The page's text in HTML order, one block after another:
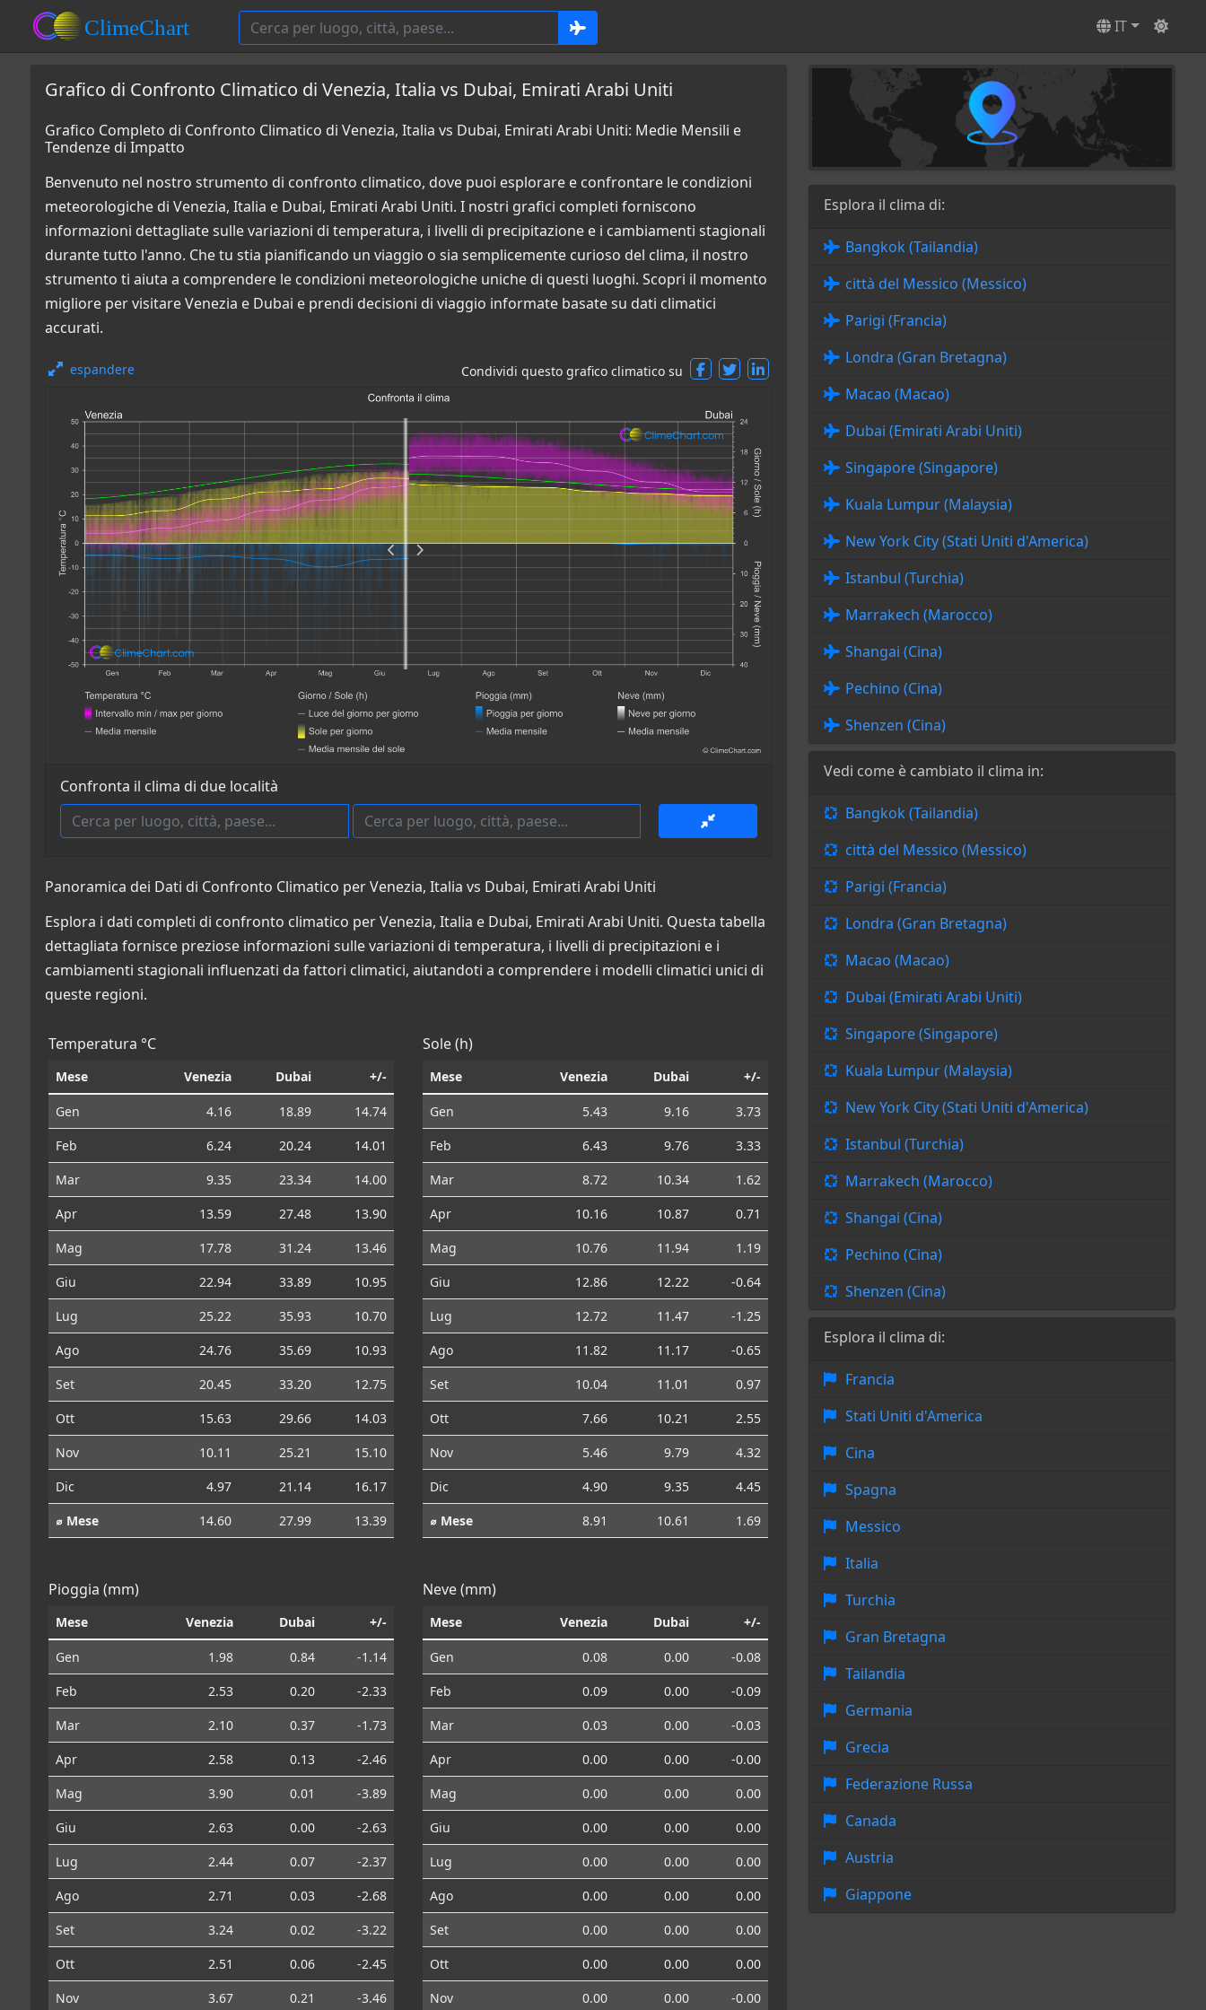
IT
Grafico di Confronto Climatico di Venezia, Italia vs Dubai, Emirati Arabi Uniti
Grafico Completo di Confronto Climatico di Venezia, Italia vs Dubai, Emirati Arabi Uniti: Medie Mensili e
Tendenze di Impatto
Benvenuto nel nostro strumento di confronto climatico, dove puoi esplorare e confrontare le condizioni
meteorologiche di Venezia, Italia e Dubai, Emirati Arabi Uniti. I nostri grafici completi forniscono
informazioni dettagliate sulle variazioni di temperatura, i livelli di precipitazione e i cambiamenti stagionali
durante tutto l'anno. Che tu stia pianificando un viaggio o sia semplicemente curioso del clima, il nostro
strumento ti aiuta a comprendere le condizioni meteorologiche uniche di questi luoghi. Scopri il momento
migliore per visitare Venezia e Dubai e prendi decisioni di viaggio informate basate su dati climatici
accurati.
espandere Condividi questo grafico climatico su
Confronta il clima di due località
Panoramica dei Dati di Confronto Climatico per Venezia, Italia vs Dubai, Emirati Arabi Uniti
Esplora i dati completi di confronto climatico per Venezia, Italia e Dubai, Emirati Arabi Uniti. Questa tabella
dettagliata fornisce preziose informazioni sulle variazioni di temperatura, i livelli di precipitazioni e i
cambiamenti stagionali influenzati da fattori climatici, aiutandoti a comprendere i modelli climatici unici di
queste regioni.
Temperatura °C
Mese Venezia Dubai +/-
Gen 4.16 18.89
14.74
Feb
6.24 20.24
14.01
Mar
9.35 23.34
14.00
Apr
13.59 27.48
13.90
Mag
17.78 31.24
13.46
Giu
22.94 33.89
10.95
Lug
25.22 35.93
10.70
Ago
24.76 35.69
10.93
Set
20.45 33.20
12.75
Ott
15.63 29.66
14.03
Nov
10.11 25.21
15.10
Dic
4.97 21.14
16.17
⌀ Mese
14.60 27.99 13.39
Sole (h)
Mese Venezia Dubai +/-
Gen 5.43 9.16
3.73
Feb
6.43 9.76
3.33
Mar
8.72 10.34
1.62
Apr
10.16 10.87
0.71
Mag
10.76 11.94
1.19
Giu
12.86 12.22
-0.64
Lug
12.72 11.47
-1.25
Ago
11.82 11.17
-0.65
Set
10.04 11.01
0.97
Ott
7.66 10.21
2.55
Nov
5.46 9.79
4.32
Dic
4.90 9.35
4.45
⌀ Mese
8.91 10.61 1.69
Pioggia (mm)
Mese Venezia Dubai +/-
Gen 1.98 0.84
-1.14
Feb
2.53 0.20
-2.33
Mar
2.10 0.37
-1.73
Apr
2.58 0.13
-2.46
Mag
3.90 0.01
-3.89
Giu
2.63 0.00
-2.63
Lug
2.44 0.07
-2.37
Ago
2.71 0.03
-2.68
Set
3.24 0.02
-3.22
Ott
2.51 0.06
-2.45
Nov
3.67 0.21 -3.46
Neve (mm)
Mese Venezia Dubai +/-
Gen 0.08 0.00
-0.08
Feb
0.09 0.00
-0.09
Mar
0.03 0.00
-0.03
Apr
0.00 0.00
-0.00
Mag
0.00 0.00
0.00
Giu
0.00 0.00
0.00
Lug
0.00 0.00
0.00
Ago
0.00 0.00
0.00
Set
0.00 0.00
0.00
Ott
0.00 0.00
0.00
Nov
0.00 0.00 -0.00
Esplora il clima di:
Bangkok (Tailandia)
città del Messico (Messico)
Parigi (Francia)
Londra (Gran Bretagna)
Macao (Macao)
Dubai (Emirati Arabi Uniti)
Singapore (Singapore)
Kuala Lumpur (Malaysia)
New York City (Stati Uniti d'America)
Istanbul (Turchia)
Marrakech (Marocco)
Shangai (Cina)
Pechino (Cina)
Shenzen (Cina)
Vedi come è cambiato il clima in:
Bangkok (Tailandia)
città del Messico (Messico)
Parigi (Francia)
Londra (Gran Bretagna)
Macao (Macao)
Dubai (Emirati Arabi Uniti)
Singapore (Singapore)
Kuala Lumpur (Malaysia)
New York City (Stati Uniti d'America)
Istanbul (Turchia)
Marrakech (Marocco)
Shangai (Cina)
Pechino (Cina)
Shenzen (Cina)
Esplora il clima di:
Francia
Stati Uniti d'America
Cina
Spagna
Messico
Italia
Turchia
Gran Bretagna
Tailandia
Germania
Grecia
Federazione Russa
Canada
Austria
Giappone